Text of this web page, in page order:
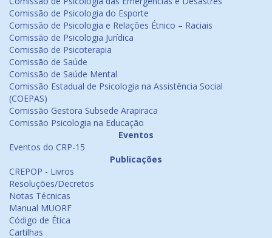
Comissão de Psicologia do Esporte
Comissão de Psicologia e Relações Étnico – Raciais
Comissão de Psicologia Jurídica
Comissão de Psicoterapia
Comissão de Saúde
Comissão de Saúde Mental
Comissão Estadual de Psicologia na Assistência Social
(COEPAS)
Comissão Gestora Subsede Arapiraca
Comissão Psicologia na Educação
Eventos
Eventos do CRP-15
Publicações
CREPOP - Livros
Resoluções/Decretos
Notas Técnicas
Manual MUORF
Código de Ética
Cartilhas